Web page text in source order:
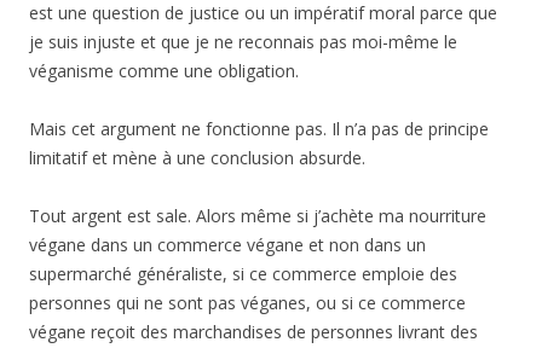
est une question de justice ou un impératif moral parce que
je suis injuste et que je ne reconnais pas moi-même le
véganisme comme une obligation.
Mais cet argument ne fonctionne pas. Il n’a pas de principe
limitatif et mène à une conclusion absurde.
Tout argent est sale. Alors même si j’achète ma nourriture
végane dans un commerce végane et non dans un
supermarché généraliste, si ce commerce emploie des
personnes qui ne sont pas véganes, ou si ce commerce
végane reçoit des marchandises de personnes livrant des